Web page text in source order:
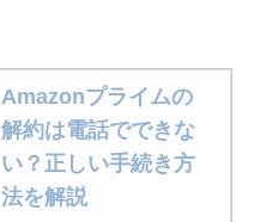
Amazonプライムの
解約は電話でできな
い？正しい手続き方
法を解説